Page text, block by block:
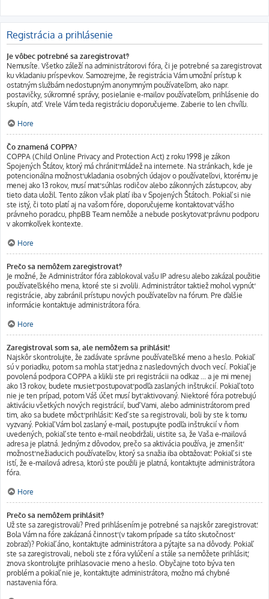
Registrácia a prihlásenie
Je vôbec potrebné sa zaregistrovať?
Nemusíte. Všetko záleží na administrátorovi fóra, či je potrebné sa zaregistrovať
ku vkladaniu príspevkov. Samozrejme, že registrácia Vám umožní prístup k
ostatným službám nedostupným anonymným používateľom, ako napr.
postavičky, súkromné správy, posielanie e-mailov používateľom, prihlásenie do
skupín, atď. Vrele Vám teda registráciu doporučujeme. Zaberie to len chvíľu.
Hore
Čo znamená COPPA?
COPPA (Child Online Privacy and Protection Act) z roku 1998 je zákon
Spojených Štátov, ktorý má chrániť mládež na internete. Na stránkach, kde je
potencionálna možnosť ukladania osobných údajov o používateľovi, ktorému je
menej ako 13 rokov, musí mať súhlas rodičov alebo zákonných zástupcov, aby
tieto data uložil. Tento zákon však platí iba v Spojených Štátoch. Pokiaľ si nie
ste istý, či toto platí aj na vašom fóre, doporučujeme kontaktovať vášho
právneho poradcu, phpBB Team nemôže a nebude poskytovať právnu podporu
v akomkoľvek kontexte.
Hore
Prečo sa nemôžem zaregistrovať?
Je možné, že Administrátor fóra zablokoval vašu IP adresu alebo zakázal použitie
používateľského mena, ktoré ste si zvolili. Administrátor taktiež mohol vypnúť
registrácie, aby zabránil prístupu nových používateľov na fórum. Pre ďalšie
informácie kontaktuje administrátora fóra.
Hore
Zaregistroval som sa, ale nemôžem sa prihlásiť!
Najskôr skontrolujte, že zadávate správne používateľské meno a heslo. Pokiaľ
sú v poriadku, potom sa mohla stať jedna z nasledovných dvoch vecí. Pokiaľ je
povolená podpora COPPA a klikli ste pri registrácii na odkaz ... a je mi menej
ako 13 rokov, budete musieť postupovať podľa zaslaných inštrukcií. Pokiaľ toto
nie je ten prípad, potom Váš účet musí byť aktivovaný. Niektoré fóra potrebujú
aktiváciu všetkých nových registrácií, buď Vami, alebo administrátorom pred
tim, ako sa budete môcť prihlásiť. Keď ste sa registrovali, boli by ste k tomu
vyzvaný. Pokiaľ Vám bol zaslaný e-mail, postupujte podľa inštrukcií v ňom
uvedených, pokiaľ ste tento e-mail neobdržali, uistite sa, že Vaša e-mailová
adresa je platná. Jedným z dôvodov, prečo sa aktivácia používa, je zmenšiť
možnosť nežiaducich používateľov, ktorý sa snažia iba obťažovať. Pokiaľ si ste
istí, že e-mailová adresa, ktorú ste použili je platná, kontaktujte administrátora
fóra.
Hore
Prečo sa nemôžem prihlásiť?
Už ste sa zaregistrovali? Pred prihlásením je potrebné sa najskôr zaregistrovať.
Bola Vám na fóre zakázaná činnosť (v takom prípade sa táto skutočnosť
zobrazí)? Pokiaľ áno, kontaktujte administrátora a pýtajte sa na dôvody. Pokiaľ
ste sa zaregistrovali, neboli ste z fóra vylúčení a stále sa nemôžete prihlásiť,
znova skontrolujte prihlasovacie meno a heslo. Obyčajne toto býva ten
problém a pokiaľ nie je, kontaktujte administrátora, možno má chybné
nastavenia fóra.